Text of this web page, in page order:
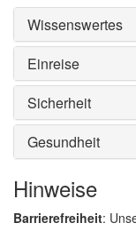
Wissenswertes
Einreise
Sicherheit
Gesundheit
Hinweise
Barrierefreiheit: